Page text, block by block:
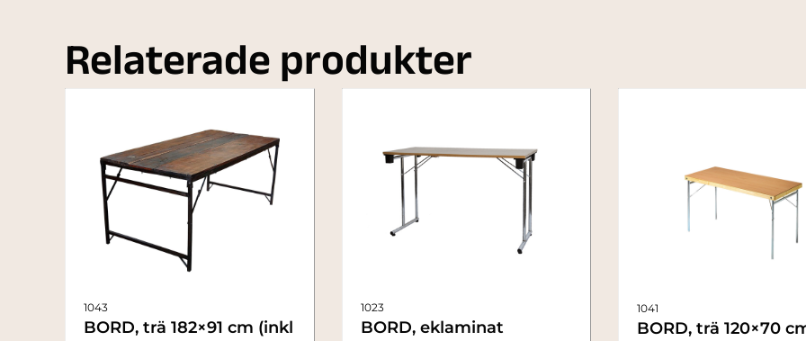
Relaterade produkter
1043
BORD, trä 182×91 cm (inkl
1023
BORD, eklaminat
1041
BORD, trä 120×70